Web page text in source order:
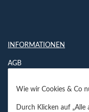
Wie wir Cookies & Co
Durch Klicken auf „Alle
INFORMATIONEN
AGB